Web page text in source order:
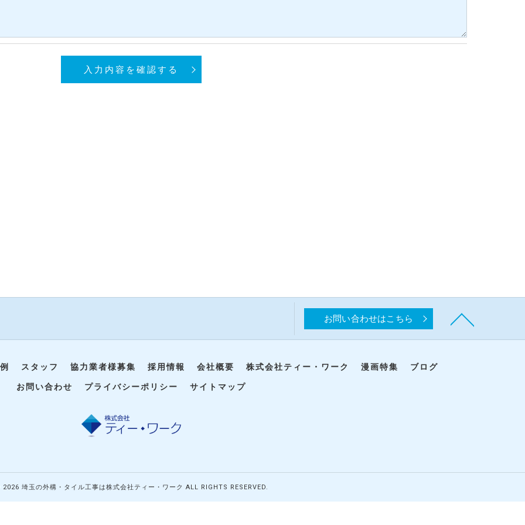
お問い合わせはこちら
スタッフ 協力業者様募集 採用情報 会社概要 株式会社ティー・ワーク 漫画特集 ブログ
お問い合わせ プライバシーポリシー サイトマップ
埼玉の外構・タイル工事は株式会社ティー・ワーク ALL RIGHTS RESERVED.